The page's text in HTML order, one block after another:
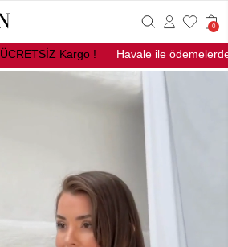
Havale ile ödemelerde %10 Net İndirim !
0